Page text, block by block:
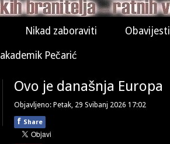
Nikad zaboraviti Obavijesti
akademik Pečarić
Ovo je današnja Europa
Objavljeno: Petak, 29 Svibanj 2026 17:02
f Share